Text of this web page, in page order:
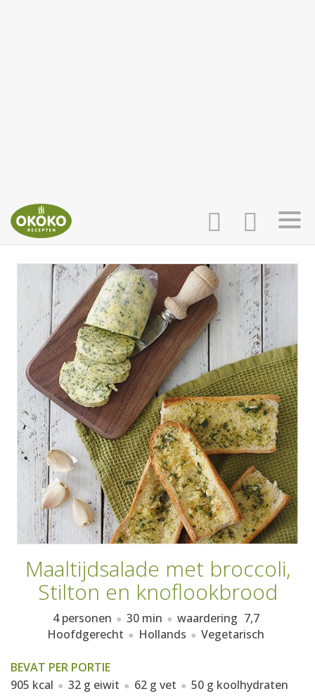
INLOGGEN
AANMELDEN
HOME
RECEPTEN
WEEKMENU'S
KOOKBOEKEN
Maaltijdsalade met broccoli,
Stilton en knoflookbrood
4 personen 30 min waardering 7,7
Hoofdgerecht
Hollands Vegetarisch
BEVAT PER PORTIE
905 kcal
32 g eiwit 62 g vet
50 g koolhydraten